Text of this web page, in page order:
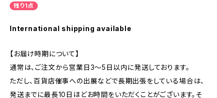
残り1点
International shipping available
【お届け時期について】
通常は、ご注文から営業日3〜5日以内に発送しております。
ただし、百貨店催事への出展などで長期出張をしている場合は、
発送までに最長10日ほどお時間をいただくことがございます。そ